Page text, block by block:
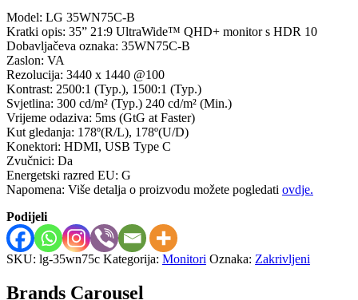
Model: LG 35WN75C-B
Kratki opis: 35” 21:9 UltraWide™ QHD+ monitor s HDR 10
Dobavljačeva oznaka: 35WN75C-B
Zaslon: VA
Rezolucija: 3440 x 1440 @100
Kontrast: 2500:1 (Typ.), 1500:1 (Typ.)
Svjetlina: 300 cd/m² (Typ.) 240 cd/m² (Min.)
Vrijeme odaziva: 5ms (GtG at Faster)
Kut gledanja: 178º(R/L), 178º(U/D)
Konektori: HDMI, USB Type C
Zvučnici: Da
Energetski razred EU: G
Napomena: Više detalja o proizvodu možete pogledati ovdje.
Podijeli
SKU: lg-35wn75c Kategorija: Monitori Oznaka: Zakrivljeni
Brands Carousel